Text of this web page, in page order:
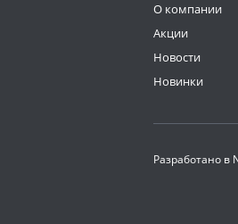
О компании
Акции
Новости
Новинки
Разработано в